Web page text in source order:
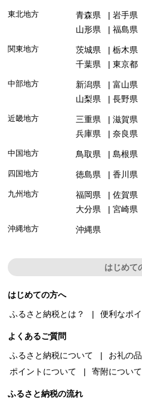
東北地方 青森県 岩手県
山形県
福島県
関東地方 茨城県 栃木県
千葉県
東京都
中部地方 新潟県 富山県
山梨県
長野県
近畿地方 三重県 滋賀県
兵庫県
奈良県
中国地方 鳥取県 島根県
四国地方 徳島県 香川県
九州地方 福岡県 佐賀県
大分県
宮崎県
沖縄地方 沖縄県
はじめて
はじめての方へ
ふるさと納税とは？
便利なポ
よくあるご質問
ふるさと納税について
お礼の
ポイントについて
寄附について
ふるさと納税の流れ